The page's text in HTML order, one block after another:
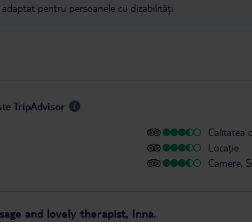
pentru persoanele cu dizabilități
TripAdvisor
Calitatea
Locație
Camere,
and lovely therapist, Inna.